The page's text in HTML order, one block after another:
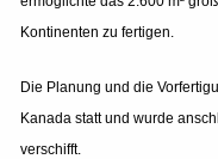
Kontinenten zu fertigen.
Die Planung und die
Kanada statt und wurde
verschifft.